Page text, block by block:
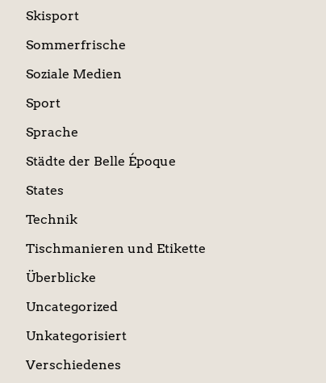
Skisport
Sommerfrische
Soziale Medien
Sport
Sprache
Städte der Belle Époque
States
Technik
Tischmanieren und Etikette
Überblicke
Uncategorized
Unkategorisiert
Verschiedenes